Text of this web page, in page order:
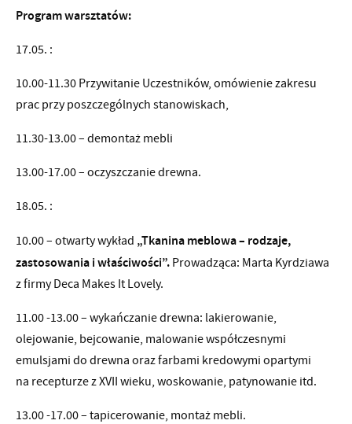
Program warsztatów:
17.05. :
10.00-11.30 Przywitanie Uczestników, omówienie zakresu
prac przy poszczególnych stanowiskach,
11.30-13.00 – demontaż mebli
13.00-17.00 – oczyszczanie drewna.
18.05. :
10.00 – otwarty wykład „Tkanina meblowa – rodzaje,
zastosowania i właściwości”. Prowadząca: Marta Kyrdziawa
z firmy Deca Makes It Lovely.
11.00 -13.00 – wykańczanie drewna: lakierowanie,
olejowanie, bejcowanie, malowanie współczesnymi
emulsjami do drewna oraz farbami kredowymi opartymi
na recepturze z XVII wieku, woskowanie, patynowanie itd.
13.00 -17.00 – tapicerowanie, montaż mebli.